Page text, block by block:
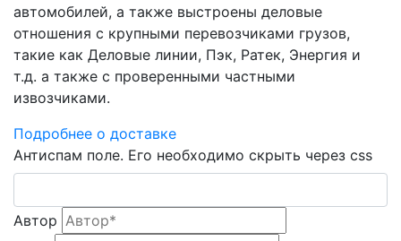
автомобилей, а также выстроены деловые
отношения с крупными перевозчиками грузов,
такие как Деловые линии, Пэк, Ратек, Энергия и
т.д. а также с проверенными частными
извозчиками.
Подробнее о доставке
Антиспам поле. Его необходимо скрыть через css
Автор